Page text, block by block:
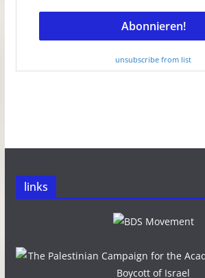
unsubscribe from list
links